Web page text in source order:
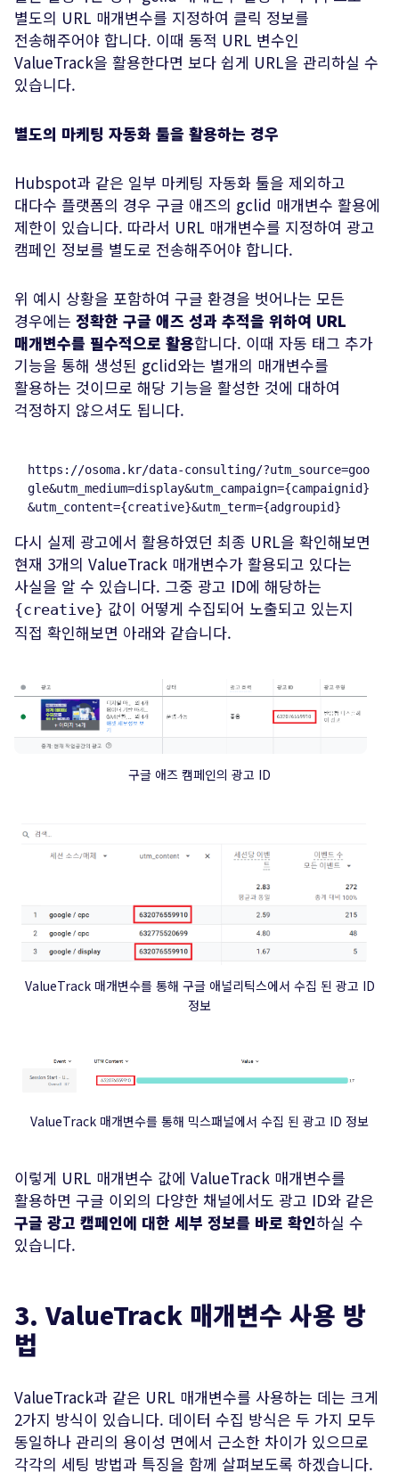
별도의 URL 매개변수를 지정하여 클릭 정보를
전송해주어야 합니다. 이때 동적 URL 변수인
ValueTrack을 활용한다면 보다 쉽게 URL을 관리하실 수
있습니다.
별도의 마케팅 자동화 툴을 활용하는 경우
Hubspot과 같은 일부 마케팅 자동화 툴을 제외하고
대다수 플랫폼의 경우 구글 애즈의 gclid 매개변수 활용에
제한이 있습니다. 따라서 URL 매개변수를 지정하여 광고
캠페인 정보를 별도로 전송해주어야 합니다.
위 예시 상황을 포함하여 구글 환경을 벗어나는 모든
경우에는 정확한 구글 애즈 성과 추적을 위하여 URL
매개변수를 필수적으로 활용합니다. 이때 자동 태그 추가
기능을 통해 생성된 gclid와는 별개의 매개변수를
활용하는 것이므로 해당 기능을 활성한 것에 대하여
걱정하지 않으셔도 됩니다.
https : //osoma.kr/data-consulting/?utm_source=goo
gle&utm_medium=display&utm_campaign={campaignid}
다시 실제 광고에서 활용하였던 최종 URL을 확인해보면
현재 3개의 ValueTrack 매개변수가 활용되고 있다는
사실을 알 수 있습니다. 그중 광고 ID에 해당하는
{creative} 값이 어떻게 수집되어 노출되고 있는지
직접 확인해보면 아래와 같습니다.
구글 애즈 캠페인의 광고 ID
ValueTrack 매개변수를 통해 구글 애널리틱스에서 수집 된 광고 ID
정보
ValueTrack 매개변수를 통해 믹스패널에서 수집 된 광고 ID 정보
이렇게 URL 매개변수 값에 ValueTrack 매개변수를
활용하면 구글 이외의 다양한 채널에서도 광고 ID와 같은
구글 광고 캠페인에 대한 세부 정보를 바로 확인하실 수
있습니다.
3. ValueTrack 매개변수 사용 방
법
ValueTrack과 같은 URL 매개변수를 사용하는 데는 크게
2가지 방식이 있습니다. 데이터 수집 방식은 두 가지 모두
동일하나 관리의 용이성 면에서 근소한 차이가 있으므로
각각의 세팅 방법과 특징을 함께 살펴보도록 하겠습니다.